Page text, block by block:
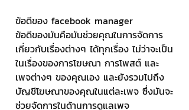
ข้อดีของ facebook manager
ข้อดีของมันคือมันช่วยคุณในการจัดการ
เกี่ยวกับเรื่องต่างๆ ได้ทุกเรื่อง ไม่ว่าจะเป็น
ในเรื่องของการโฆษณา การโพสต์ และ
เพจต่างๆ ของคุณเอง และยังรวมไปถึง
บัญชีโฆษณาของคุณในแต่ละเพจ ซึ่งมันจะ
ช่วยจัดการในด้านการดูแลเพจ